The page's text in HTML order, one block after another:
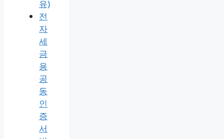
유)
전
자
세
금
용
공
동
인
증
서